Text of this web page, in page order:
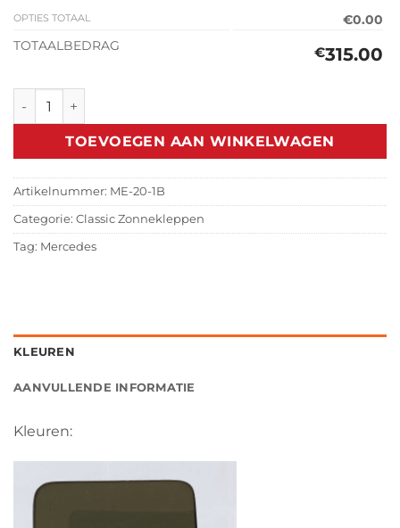
OPTIES TOTAAL
€0.00
TOTAALBEDRAG
€315.00
Classic Zonneklep Mercedes Hanomag F20 - L206D / L207
TOEVOEGEN AAN WINKELWAGEN
Artikelnummer: ME-20-1B
Categorie: Classic Zonnekleppen
Tag: Mercedes
KLEUREN
AANVULLENDE INFORMATIE
Kleuren: